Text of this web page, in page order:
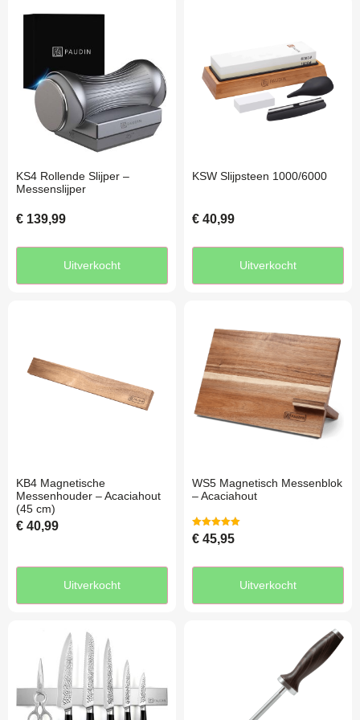
KS4 Rollende Slijper –
Messenslijper
€ 139,99
Uitverkocht
KSW Slijpsteen 1000/6000
€ 40,99
Uitverkocht
KB4 Magnetische
Messenhouder – Acaciahout
(45 cm)
€ 40,99
Uitverkocht
WS5 Magnetisch Messenblok
– Acaciahout
Gewaardeerd
5.00
€ 45,95
Uitverkocht